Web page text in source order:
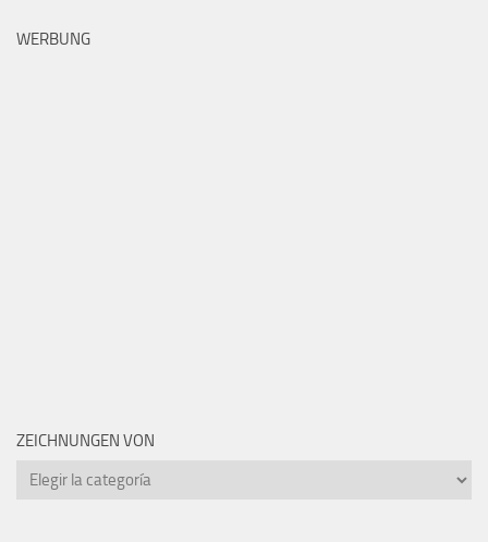
WERBUNG
ZEICHNUNGEN VON
Zeichnungen